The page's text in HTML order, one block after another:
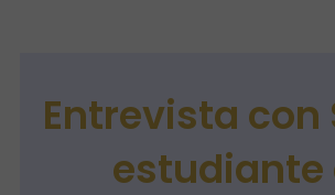
Entrevista con
estudiante